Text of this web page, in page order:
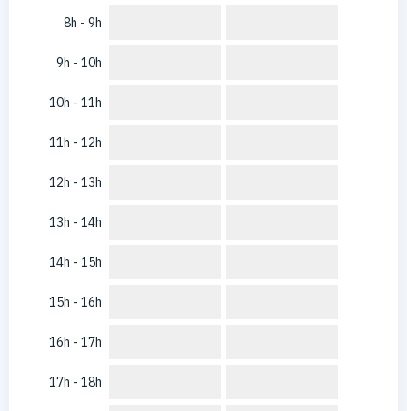
8h - 9h
9h - 10h
10h - 11h
11h - 12h
12h - 13h
13h - 14h
14h - 15h
15h - 16h
16h - 17h
17h - 18h